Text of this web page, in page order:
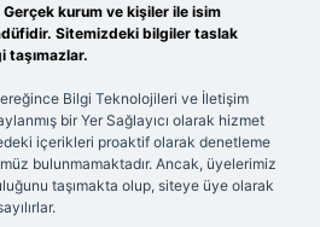
Gerçek kurum ve kişiler ile isim
Sitemizdeki bilgiler taslak
taşımazlar.
Bilgi Teknolojileri ve İletişim
bir Yer Sağlayıcı olarak hizmet
içerikleri proaktif olarak denetleme
bulunmamaktadır. Ancak, üyelerimiz
taşımakta olup, siteye üye olarak